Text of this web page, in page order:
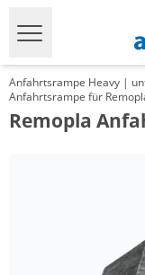
Anfahrtsrampe Heavy |
Anfahrtsrampe für
Remopla